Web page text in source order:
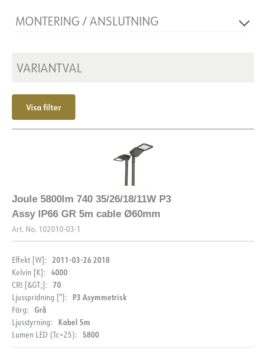
Isoleringsklass 1
MONTERING / ANSLUTNING
VARIANTVAL
Visa filter
Joule 5800lm 740 35/26/18/11W P3
Assy IP66 GR 5m cable Ø60mm
Art. No. 102010-03-1
Effekt [W]: 2011-03-26 2018
Kelvin [K]: 4000
CRI [&GT;]: 70
Ljusspridning [°]: P3 Asymmetrisk
Färg: Grå
Ljusstyrning: Kabel 5m
Lumen LED (Tc=25): 5800